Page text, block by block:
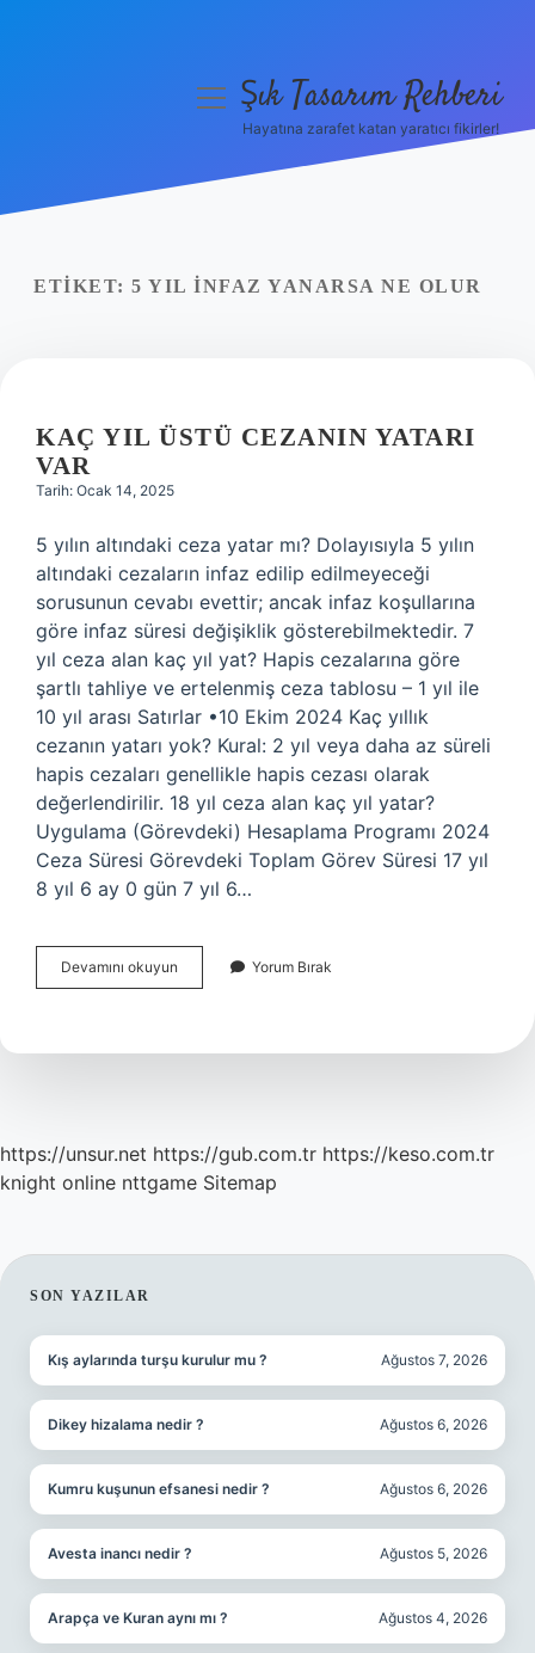
Yasal Uyarı
menüyüŞık Tasarım Rehberi
Hayatına zarafet katan yaratıcı fikirler!
ETIKET: 5 YIL INFAZ YANARSA NE OLUR
KAÇ YIL ÜSTÜ CEZANIN YATARI
VAR
Tarih: Ocak 14, 2025
5 yılın altındaki ceza yatar mı? Dolayısıyla 5 yılın
altındaki cezaların infaz edilip edilmeyeceği
sorusunun cevabı evettir; ancak infaz koşullarına
göre infaz süresi değişiklik gösterebilmektedir. 7
yıl ceza alan kaç yıl yat? Hapis cezalarına göre
şartlı tahliye ve ertelenmiş ceza tablosu – 1 yıl ile
10 yıl arası Satırlar •10 Ekim 2024 Kaç yıllık
cezanın yatarı yok? Kural: 2 yıl veya daha az süreli
hapis cezaları genellikle hapis cezası olarak
değerlendirilir. 18 yıl ceza alan kaç yıl yatar?
Uygulama (Görevdeki) Hesaplama Programı 2024
Ceza Süresi Görevdeki Toplam Görev Süresi 17 yıl
8 yıl 6 ay 0 gün 7 yıl 6…
Devamını okuyun
Yıl
Yatarı
Yorum Bırak
https://unsur.net https://gub.com.tr https://keso.com.tr
knight online nttgame Sitemap
SIDEBAR
SON YAZILAR
Kış aylarında turşu kurulur mu ? Ağustos 7, 2026
Dikey hizalama nedir ? Ağustos 6, 2026
Kumru kuşunun efsanesi nedir ? Ağustos 6, 2026
Avesta inancı nedir ? Ağustos 5, 2026
Arapça ve Kuran aynı mı ? Ağustos 4, 2026